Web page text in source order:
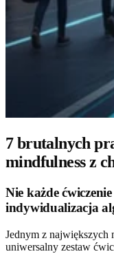
7 brutalnych
mindfulness z
Nie każde
indywidualizacja
Jednym z największych
uniwersalny zestaw